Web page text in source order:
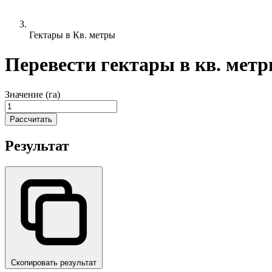
Гектары в Кв. метры
Перевести гектары в кв.
Значение (га)
Рассчитать
Результат
Скопировать результат